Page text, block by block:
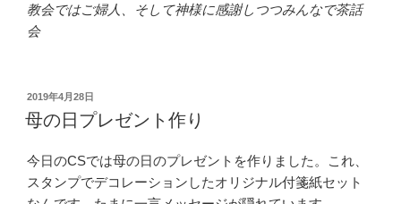
教会ではご婦人、そして神様に感謝しつつみんなで茶話
会
投
稿
日:
2019年4月28日
母の日プレゼント作り
今日のCSでは母の日のプレゼントを作りました。これ、
スタンプでデコレーションしたオリジナル付箋紙セット